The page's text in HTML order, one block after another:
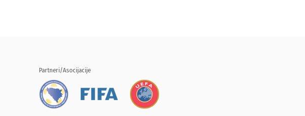
Partneri/Asocijacije